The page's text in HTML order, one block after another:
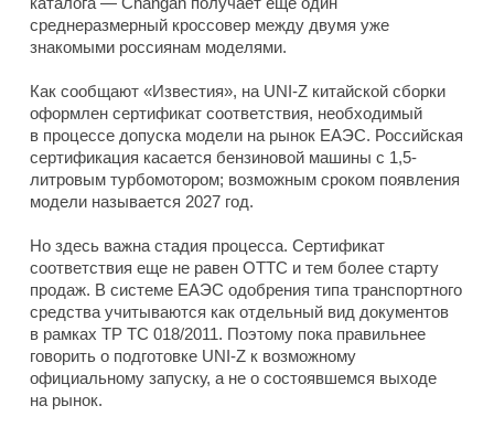
среднеразмерный кроссовер между двумя уже
знакомыми россиянам моделями.
Как сообщают «Известия», на UNI-Z китайской сборки
оформлен сертификат соответствия, необходимый
в процессе допуска модели на рынок ЕАЭС. Российская
сертификация касается бензиновой машины с 1,5-
литровым турбомотором; возможным сроком появления
модели называется 2027 год.
Но здесь важна стадия процесса. Сертификат
соответствия еще не равен ОТТС и тем более старту
продаж. В системе ЕАЭС одобрения типа транспортного
средства учитываются как отдельный вид документов
в рамках ТР ТС 018/2011. Поэтому пока правильнее
говорить о подготовке UNI-Z к возможному
официальному запуску, а не о состоявшемся выходе
на рынок.